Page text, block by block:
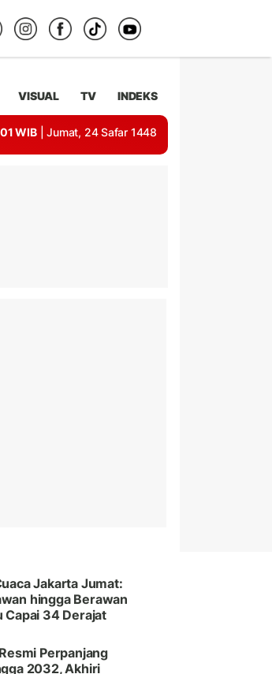
VISUAL TV INDEKS
WIB | Jumat, 24 Safar 1448
Jakarta Jumat:
hingga Berawan
Capai 34 Derajat
Perpanjang
2032, Akhiri